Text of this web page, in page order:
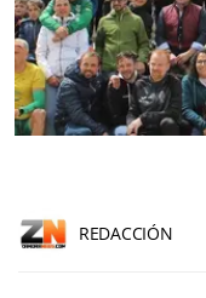
REDACCIÓN